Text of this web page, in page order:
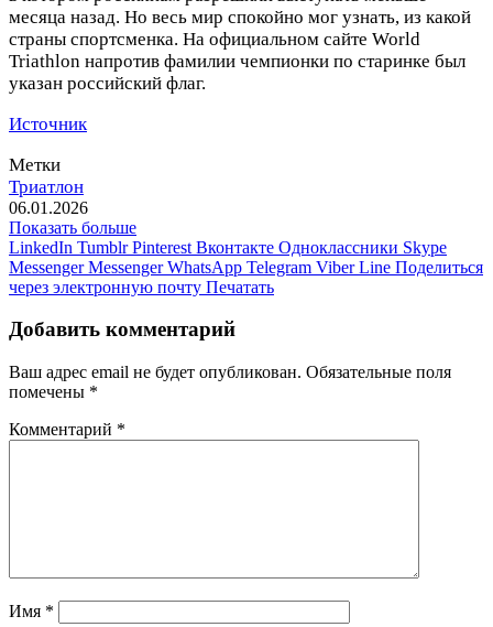
месяца назад. Но весь мир спокойно мог узнать, из какой
страны спортсменка. На официальном сайте World
Triathlon напротив фамилии чемпионки по старинке был
указан российский флаг.
Источник
Метки
Триатлон
06.01.2026
Показать больше
LinkedIn Tumblr Pinterest Вконтакте Одноклассники Skype
Messenger Messenger WhatsApp Telegram Viber Line Поделиться
через электронную почту Печатать
Добавить комментарий
Ваш адрес email не будет опубликован. Обязательные поля
помечены *
Комментарий *
Имя *